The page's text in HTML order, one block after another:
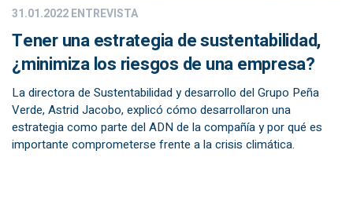
31.01.2022ENTREVISTA
Tener una estrategia de sustentabilidad,
¿minimiza los riesgos de una empresa?
La directora de Sustentabilidad y desarrollo del Grupo Peña
Verde, Astrid Jacobo, explicó cómo desarrollaron una
estrategia como parte del ADN de la compañía y por qué es
importante comprometerse frente a la crisis climática.